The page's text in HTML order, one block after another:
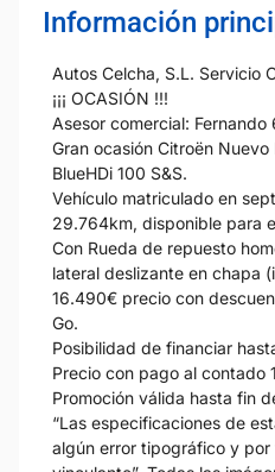
Información
Autos Celcha, S.L. Servicio
¡¡¡ OCASIÓN !!!
Asesor comercial:
Gran ocasión Citroën
BlueHDi 100 S&S.
Vehículo matriculado en
29.764km, disponible para
Con Rueda de repuesto
lateral deslizante en chapa
16.490€ precio con
Go.
Posibilidad de financiar
Precio con pago al contado
Promoción válida hasta fin
“Las especificaciones de
algún error tipográfico y